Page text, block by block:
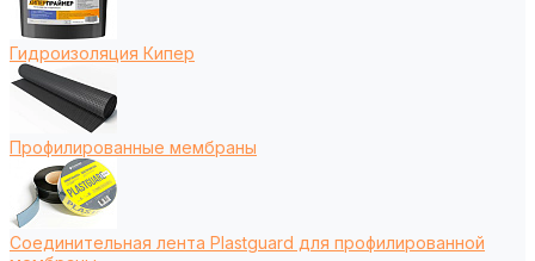
Гидроизоляция Кипер
Профилированные мембраны
Соединительная лента Plastguard для профилированной